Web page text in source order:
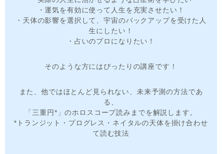
・運気を有効に使って人生を充実させたい！
・天体の影響を選択して、宇宙のバックアップを受けた人
生にしたい！
・占いのプロになりたい！
そのような方にはぴったりの講座です！
また、他ではほとんど見られない、未来予測の方法であ
る、
「三重円*」のホロスコープ読みまでを解説します。
*トランジット・プログレス・ネイタルの天体を掛け合わせ
て読む技法